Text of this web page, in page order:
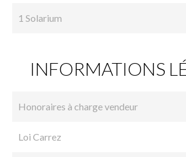
1 Solarium
INFORMATIONS
Honoraires à charge vendeur
Loi Carrez